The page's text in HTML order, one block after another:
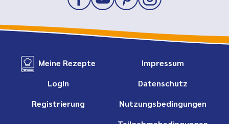
Meine Rezepte
Login
Registrierung
Impressum
Datenschutz
Nutzungsbedingungen